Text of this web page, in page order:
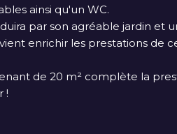
ainsi qu'un WC.
par son agréable jardin et
enrichir les prestations de
de 20 m² complète la
!